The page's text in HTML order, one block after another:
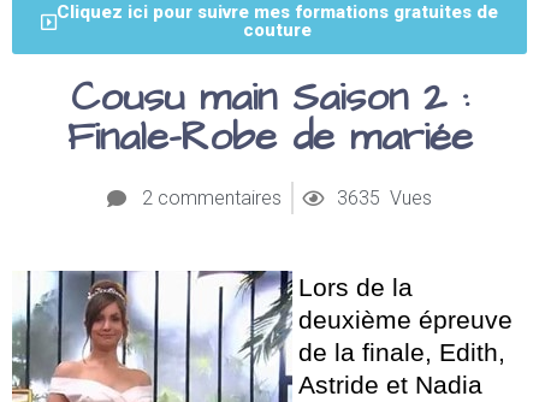
Cliquez ici pour suivre mes formations gratuites de
couture
Cousu main Saison 2 :
Finale-Robe de mariée
2 commentaires 3635 Vues
Lors de la
deuxième épreuve
de la finale, Edith,
Astride et Nadia